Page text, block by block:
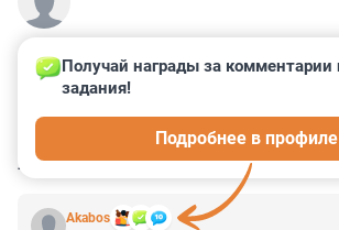
КОММЕНТАРИИ 10
Akabos
Получай награды за комментарии
задания!
Подробнее в профиле